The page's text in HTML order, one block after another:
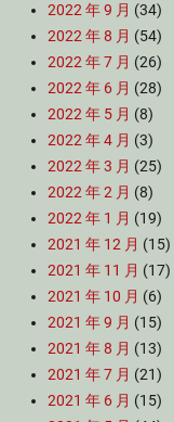
2022 年 9 月 (34)
2022 年 8 月 (54)
2022 年 7 月 (26)
2022 年 6 月 (28)
2022 年 5 月 (8)
2022 年 4 月 (3)
2022 年 3 月 (25)
2022 年 2 月 (8)
2022 年 1 月 (19)
2021 年 12 月 (15)
2021 年 11 月 (17)
2021 年 10 月 (6)
2021 年 9 月 (15)
2021 年 8 月 (13)
2021 年 7 月 (21)
2021 年 6 月 (15)